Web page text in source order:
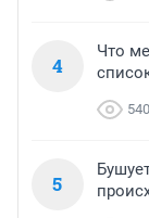
4
Что
540
5